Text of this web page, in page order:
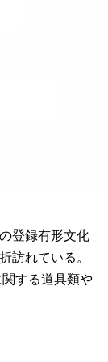
登録有形文化
訪れている。
する道具類や